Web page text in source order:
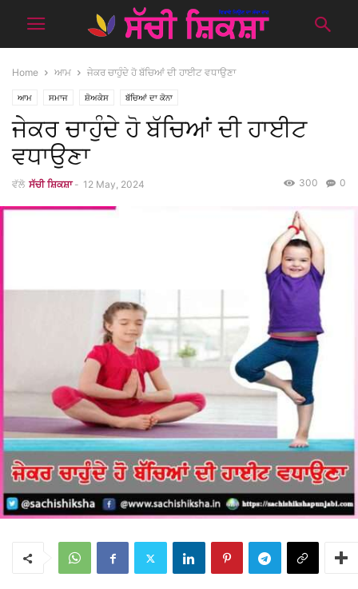
Home ਆਮ ਜੇਕਰ ਚਾਹੁੰਦੇ ਹੋ ਬੱਚਿਆਂ ਦੀ ਹਾਈਟ ਵਧਾਉਣਾ
ਆਮ ਸਮਾਜ ਸ਼ੋਅਕੇਸ ਬੱਚਿਆਂ ਦਾ ਕੋਨਾ
ਜੇਕਰ ਚਾਹੁੰਦੇ ਹੋ ਬੱਚਿਆਂ ਦੀ ਹਾਈਟ
ਵਧਾਉਣਾ
ਵੱਲੋ ਸੱਚੀ ਸ਼ਿਕਸ਼ਾ - 12 May, 2024 0
300